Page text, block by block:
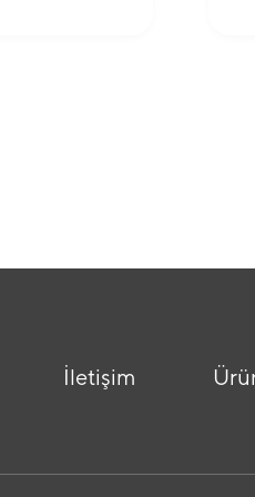
İletişim